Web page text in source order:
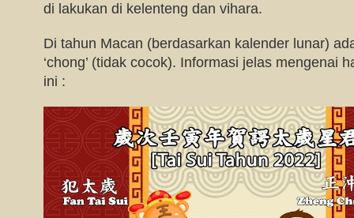
di lakukan di kelenteng dan vihara.
Di tahun Macan (berdasarkan kalender lunar)
‘chong’ (tidak cocok). Informasi jelas mengenai
ini :